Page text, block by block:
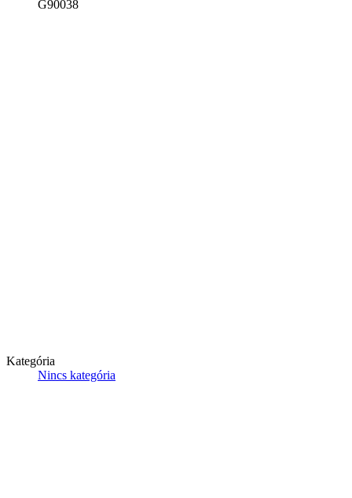
G90038
Kategória
Nincs kategória